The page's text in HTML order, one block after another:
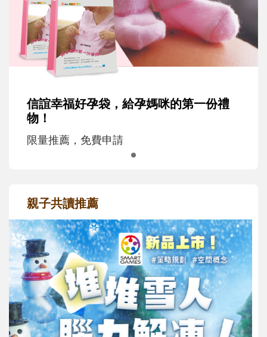
信誼幸福好孕袋，給孕媽咪的第一份禮
物！
限量推薦，免費申請
親子共讀推薦
最新活動